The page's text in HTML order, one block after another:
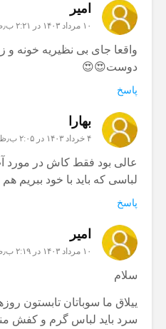
امیر
۱۰ مرداد ۱۴۰۳ در ۲:۲۱ ب٫ظ
واقعا جای بی نظیریه خونه و
دوست😍😍
پاسخ
بهارا
۴ خرداد ۱۴۰۳ در ۲:۰۵ ب٫ظ
عالی بود فقط کاش در مورد
لباسی که باید با خود
پاسخ
امیر
۱۰ مرداد ۱۴۰۳ در ۲:۱۹ ب٫ظ
سلام
ییلاق ما سوباتان تابستون
سرد باید لباس گرم و کفش